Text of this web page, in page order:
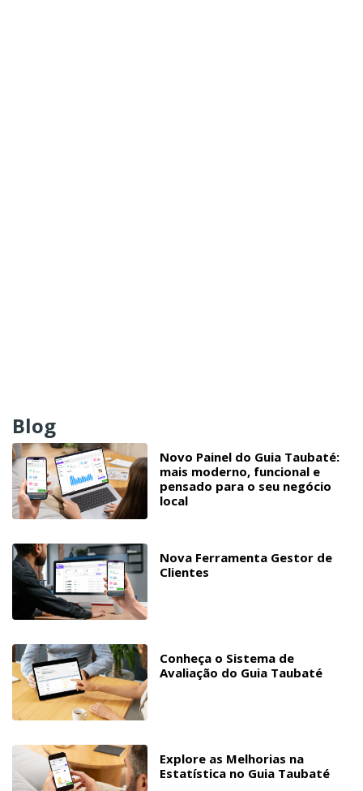
Blog
Novo Painel do Guia Taubaté:
mais moderno, funcional e
pensado para o seu negócio
local
Nova Ferramenta Gestor de
Clientes
Conheça o Sistema de
Avaliação do Guia Taubaté
Explore as Melhorias na
Estatística no Guia Taubaté